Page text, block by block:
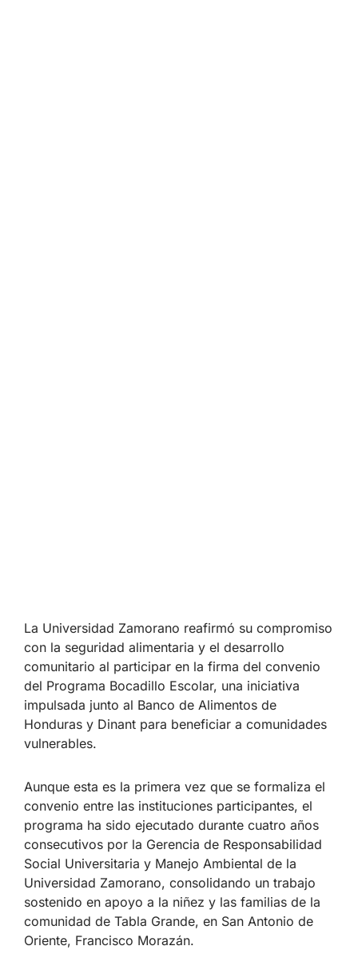
La Universidad Zamorano reafirmó su compromiso
con la seguridad alimentaria y el desarrollo
comunitario al participar en la firma del convenio
del Programa Bocadillo Escolar, una iniciativa
impulsada junto al Banco de Alimentos de
Honduras y Dinant para beneficiar a comunidades
vulnerables.
Aunque esta es la primera vez que se formaliza el
convenio entre las instituciones participantes, el
programa ha sido ejecutado durante cuatro años
consecutivos por la Gerencia de Responsabilidad
Social Universitaria y Manejo Ambiental de la
Universidad Zamorano, consolidando un trabajo
sostenido en apoyo a la niñez y las familias de la
comunidad de Tabla Grande, en San Antonio de
Oriente, Francisco Morazán.